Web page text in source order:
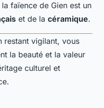
faïence de Gien est un
et de la céramique.
restant vigilant, vous
la beauté et la valeur
culturel et